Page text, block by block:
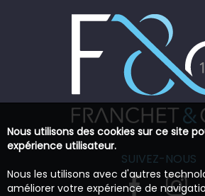
SUIVEZ-NOUS
Nous utilisons des cookies sur ce site
expérience utilisateur.
Nous les utilisons avec d'autres
améliorer votre expérience de